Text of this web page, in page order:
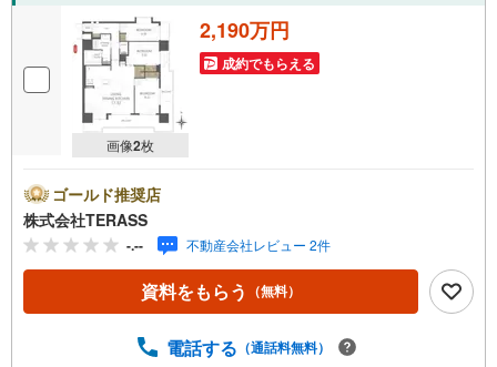
画像2枚
2,190万円
成約でもらえる
ゴールド推奨店
株式会社TERASS
-.-- 不動産会社レビュー 2件
資料をもらう （無料）
電話する （通話料無料）